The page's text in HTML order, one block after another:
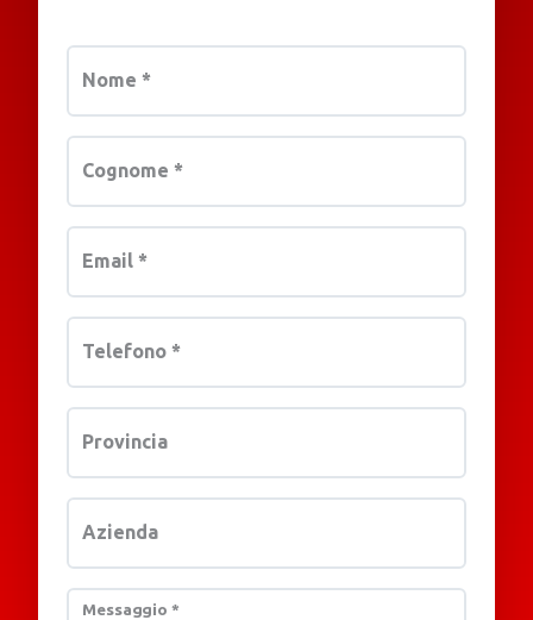
Nome *
Cognome *
Email *
Telefono *
Provincia
Azienda
Messaggio *